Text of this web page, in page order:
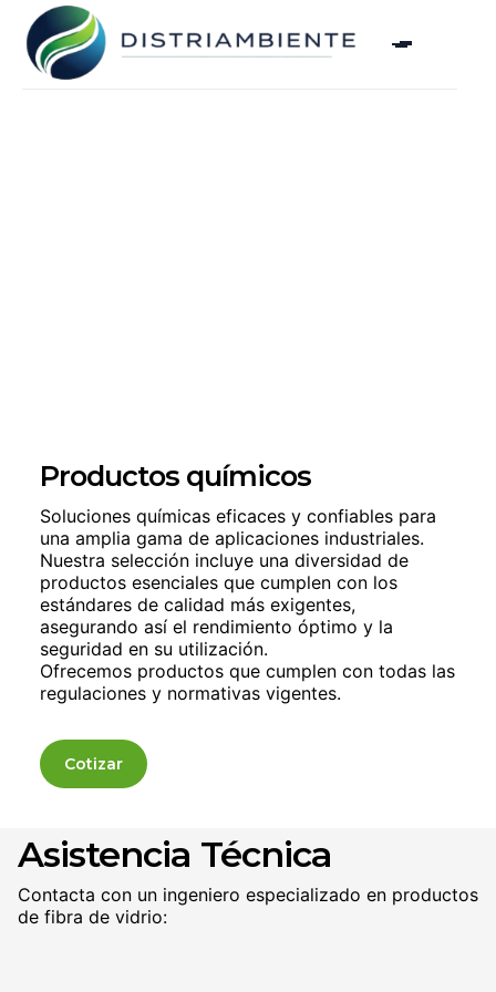
Productos químicos
Soluciones químicas eficaces y confiables para
una amplia gama de aplicaciones industriales.
Nuestra selección incluye una diversidad de
productos esenciales que cumplen con los
estándares de calidad más exigentes,
asegurando así el rendimiento óptimo y la
seguridad en su utilización.
Ofrecemos productos que cumplen con todas las
regulaciones y normativas vigentes.
Cotizar
Asistencia Técnica
Contacta con un ingeniero especializado en productos
de fibra de vidrio: